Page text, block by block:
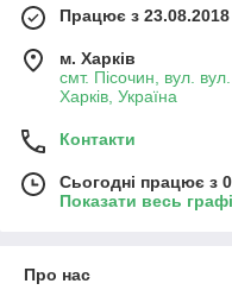
Працює з 23.08.2018
м. Харків
смт. Пісочин, вул.
Харків, Україна
Контакти
Сьогодні працює з
Показати весь
Про нас